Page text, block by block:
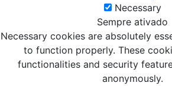
Necessary
Sempre ativado
Necessary cookies are absolutely
to function properly. These
functionalities and security
anonymously.